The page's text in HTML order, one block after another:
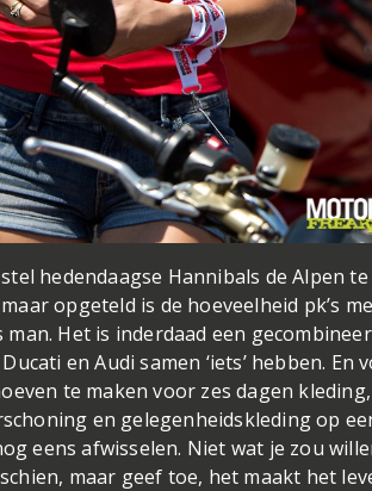
hedendaagse Hannibals de Alpen
opgeteld is de hoeveelheid pk’s
man. Het is inderdaad een
en Audi samen ‘iets’ hebben.
te maken voor zes dagen
en gelegenheidskleding op
eens afwisselen. Niet wat je zou
maar geef toe, het maakt het